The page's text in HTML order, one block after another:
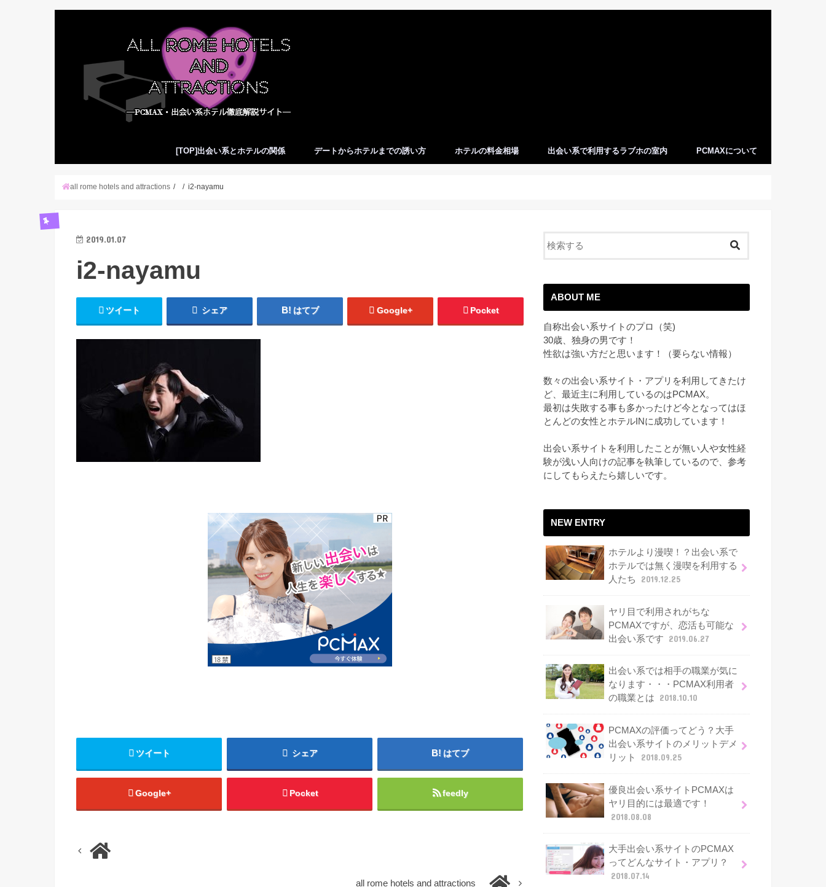
[TOP]出会い系とホテルの関係 デートからホテルまでの誘い方 ホテルの料金相場 出会い系で利用するラブホの室内 PCMAXについて
all rome hotels and attractions i2-nayamu
2019.01.07
i2-nayamu
ツイート シェア はてブ Google+ Pocket
ツイート シェア はてブ
Google+ Pocket feedly
all rome hotels and attractions
ABOUT ME
自称出会い系サイトのプロ（笑)
30歳、独身の男です！
性欲は強い方だと思います！（要らない情報）
数々の出会い系サイト・アプリを利用してきたけ
ど、最近主に利用しているのはPCMAX。
最初は失敗する事も多かったけど今となってはほ
とんどの女性とホテルINに成功しています！
出会い系サイトを利用したことが無い人や女性経
験が浅い人向けの記事を執筆しているので、参考
にしてもらえたら嬉しいです。
NEW ENTRY
ホテルより漫喫！？出会い系で
ホテルでは無く漫喫を利用する
人たち
2019.12.25
ヤリ目で利用されがちな
PCMAXですが、恋活も可能な
出会い系です
2019.06.27
出会い系では相手の職業が気に
なります・・・PCMAX利用者
の職業とは
2018.10.10
PCMAXの評価ってどう？大手
出会い系サイトのメリットデメ
リット
2018.09.25
優良出会い系サイトPCMAXは
ヤリ目的には最適です！
2018.08.08
大手出会い系サイトのPCMAX
ってどんなサイト・アプリ？
2018.07.14